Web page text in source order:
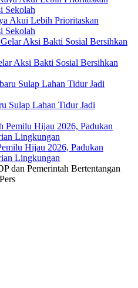
Akui Lebih Prioritaskan
Sekolah
Aksi Bakti Sosial Bersihkan
Sulap Lahan Tidur Jadi
Hijau 2026, Padukan
Lingkungan
dan Pemerintah Bertentangan